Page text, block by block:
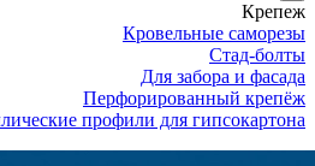
Крепеж
Кровельные саморезы
Стад-болты
Для забора и фасада
Перфорированный крепёж
профили для гипсокартона